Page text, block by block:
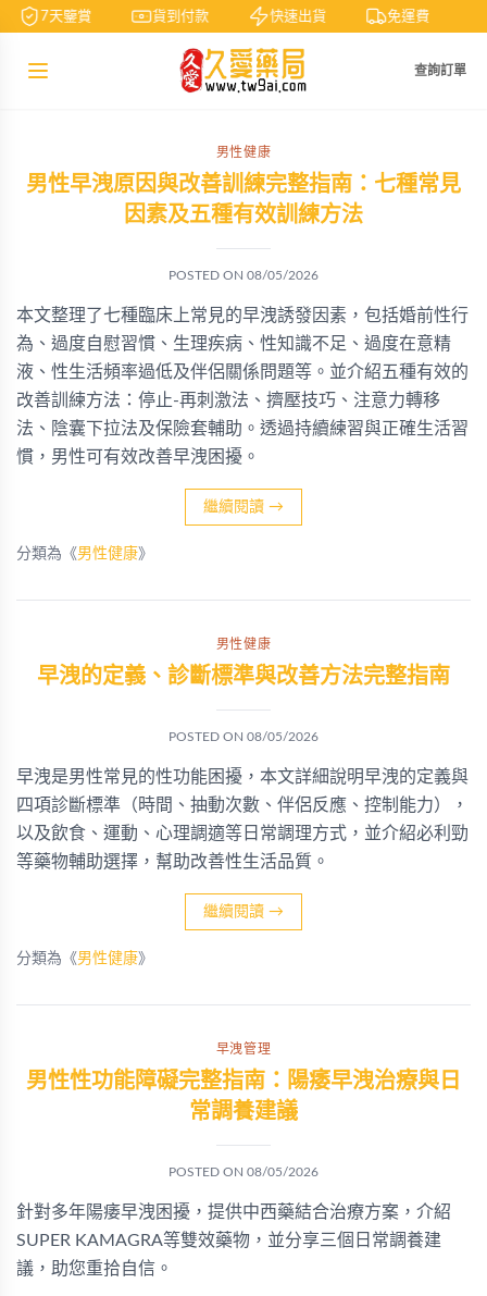
7天鑒賞 貨到付款 快速出貨 免運費
查詢訂單
男性健康
男性早洩原因與改善訓練完整指南：七種常見
因素及五種有效訓練方法
POSTED ON 08/05/2026
本文整理了七種臨床上常見的早洩誘發因素，包括婚前性行
為、過度自慰習慣、生理疾病、性知識不足、過度在意精
液、性生活頻率過低及伴侶關係問題等。並介紹五種有效的
改善訓練方法：停止-再刺激法、擠壓技巧、注意力轉移
法、陰囊下拉法及保險套輔助。透過持續練習與正確生活習
慣，男性可有效改善早洩困擾。
繼續閱讀 →
分類為《男性健康》
男性健康
早洩的定義、診斷標準與改善方法完整指南
POSTED ON 08/05/2026
早洩是男性常見的性功能困擾，本文詳細說明早洩的定義與
四項診斷標準（時間、抽動次數、伴侶反應、控制能力），
以及飲食、運動、心理調適等日常調理方式，並介紹必利勁
等藥物輔助選擇，幫助改善性生活品質。
繼續閱讀 →
分類為《男性健康》
早洩管理
男性性功能障礙完整指南：陽痿早洩治療與日
常調養建議
POSTED ON 08/05/2026
針對多年陽痿早洩困擾，提供中西藥結合治療方案，介紹
SUPER KAMAGRA等雙效藥物，並分享三個日常調養建
議，助您重拾自信。